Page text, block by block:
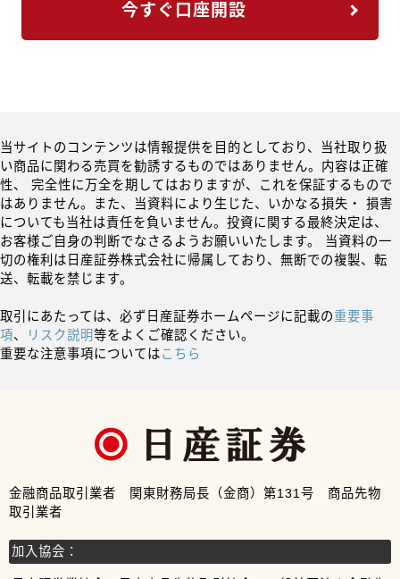
今すぐ口座開設
当サイトのコンテンツは情報提供を目的としており、当社取り扱
い商品に関わる売買を勧誘するものではありません。内容は正確
性、 完全性に万全を期してはおりますが、これを保証するもので
はありません。また、当資料により生じた、いかなる損失・ 損害
についても当社は責任を負いません。投資に関する最終決定は、
お客様ご自身の判断でなさるようお願いいたします。 当資料の一
切の権利は日産証券株式会社に帰属しており、無断での複製、転
送、転載を禁じます。
取引にあたっては、必ず日産証券ホームページに記載の重要事
項、 リスク説明等をよくご確認ください。
重要な注意事項についてはこちら
金融商品取引業者 関東財務局長（金商）第131号 商品先物
取引業者
加入協会：